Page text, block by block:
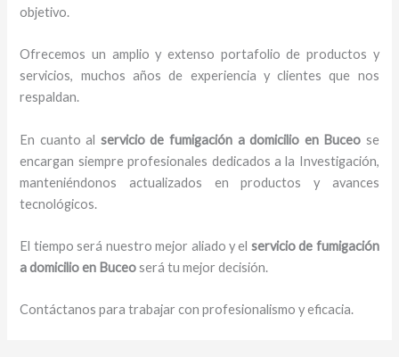
objetivo.
Ofrecemos un amplio y extenso portafolio de productos y
servicios, muchos años de experiencia y clientes que nos
respaldan.
En cuanto al servicio de fumigación a domicilio en Buceo se
encargan siempre profesionales dedicados a la Investigación,
manteniéndonos actualizados en productos y avances
tecnológicos.
El tiempo será nuestro mejor aliado y el servicio de fumigación
a domicilioen Buceoserá tu mejor decisión.
Contáctanos para trabajar con profesionalismo y eficacia.